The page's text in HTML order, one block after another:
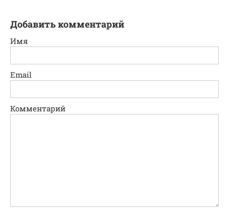
Добавить комментарий
Имя
Email
Комментарий